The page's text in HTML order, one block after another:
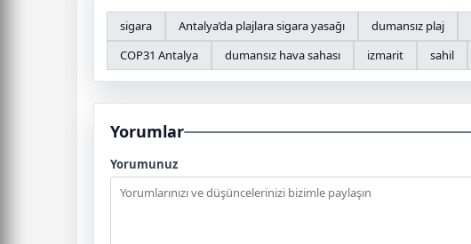
sigara Antalya’da plajlara sigara yasağı dumansız plaj
COP31 Antalya
dumansız hava sahası izmarit sahil
Yorumlar
Yorumunuz